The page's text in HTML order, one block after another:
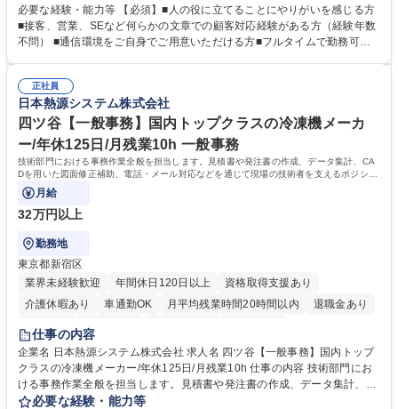
（Digiops：デジオプス）と運用構築の業務となります。 ■お問い合わせ
対応業務全般（システム入力、契約手続き含む） ■デジタルコミュニケー
ションツール（メール、SMS、LINE等）を使用 ■お客様のニーズに応じた
添ってサービス提供できることが魅力 募集職種 【リモート/カスタマーサ
クセス】平日夕方以降を中心にリモートワークで対応
必要な経験・能力等 【必須】■人の役に立てることにやりがいを感じる方
■接客、営業、SEなど何らかの文章での顧客対応経験がある方（経験年数
不問） ■通信環境をご自身でご用意いただける方■フルタイムで勤務可能
境に貢献したい■改善提案や改善アクション等新しいことに意欲がある方
【英語（語学力）】■翻訳ツールを用い英語でコミュニケーションをとる
ことに抵抗がない方■英語は話せなくても問題はありませんが、英語が話
せますと、よりチャンスが広がります。※日本語がネイティブレベル必須
学歴・資格 学歴：大学院 大学 高専 短大 専修学校 高校 語学力： 資格：
正社員
日本熱源システム株式会社
四ツ谷【一般事務】国内トップクラスの冷凍機メーカ
ー/年休125日/月残業10h 一般事務
技術部門における事務作業全般を担当します。見積書や発注書の作成、データ集計、CA
Dを用いた図面修正補助、電話・メール対応などを通じて現場の技術者を支えるポジショ
ンです。
月給
32万円以上
勤務地
東京都新宿区
業界未経験歓迎
年間休日120日以上
資格取得支援あり
介護休暇あり
車通勤OK 月平均残業時間20時間以内
退職金あり
賞与あり
交通費支給
仕事の内容
企業名 日本熱源システム株式会社 求人名 四ツ谷【一般事務】国内トップ
クラスの冷凍機メーカー/年休125日/月残業10h 仕事の内容 技術部門にお
ける事務作業全般を担当します。見積書や発注書の作成、データ集計、C
ADを用いた図面修正補助、電話・メール対応などを通じて現場の技術者
必要な経験・能力等